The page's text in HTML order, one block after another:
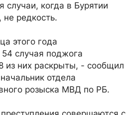
случаи, когда в Бурятии
не редкость.
года
54 случая поджога
из них раскрыты, - сообщил
отдела
розыска МВД по РБ.